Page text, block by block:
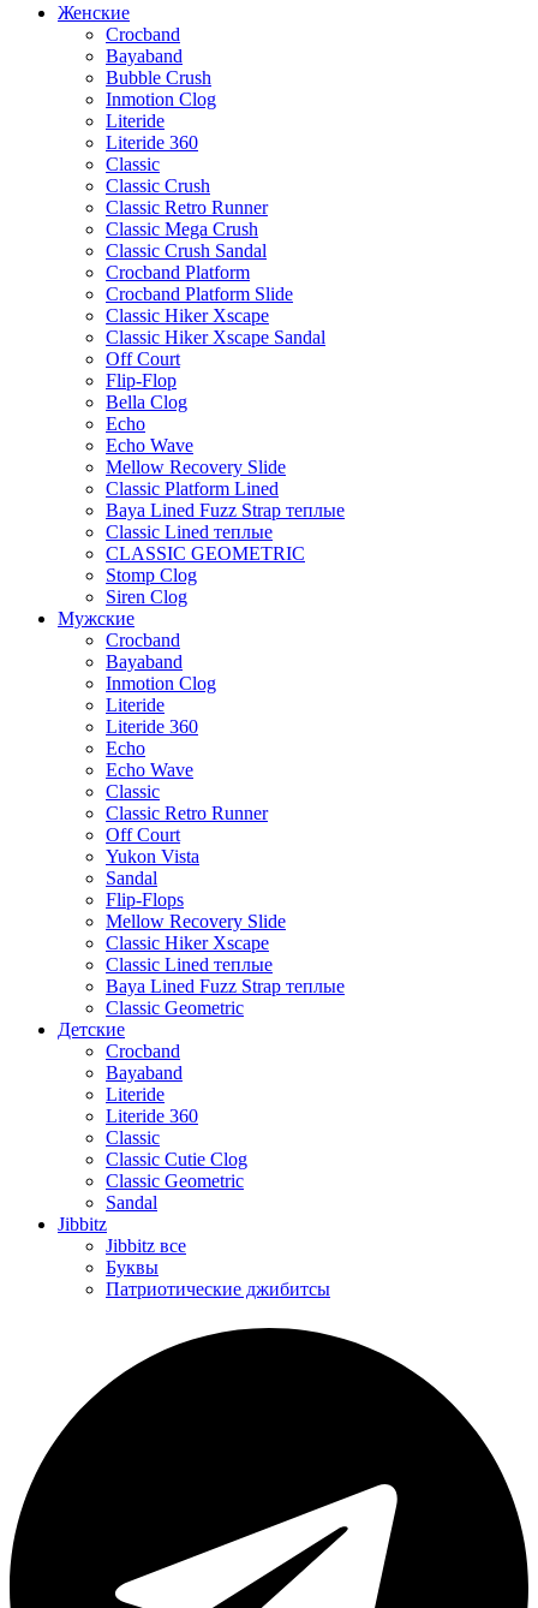
Женские
Crocband
Bayaband
Bubble Crush
Inmotion Clog
Literide
Literide 360
Classic
Classic Crush
Classic Retro Runner
Classic Mega Crush
Classic Crush Sandal
Crocband Platform
Crocband Platform Slide
Classic Hiker Xscape
Classic Hiker Xscape Sandal
Off Court
Flip-Flop
Bella Clog
Echo
Echo Wave
Mellow Recovery Slide
Classic Platform Lined
Baya Lined Fuzz Strap теплые
Classic Lined теплые
CLASSIC GEOMETRIC
Stomp Clog
Siren Clog
Мужские
Crocband
Bayaband
Inmotion Clog
Literide
Literide 360
Echo
Echo Wave
Classic
Classic Retro Runner
Off Court
Yukon Vista
Sandal
Flip-Flops
Mellow Recovery Slide
Classic Hiker Xscape
Classic Lined теплые
Baya Lined Fuzz Strap теплые
Classic Geometric
Детские
Crocband
Bayaband
Literide
Literide 360
Classic
Classic Cutie Clog
Classic Geometric
Sandal
Jibbitz
Jibbitz все
Буквы
Патриотические джибитсы